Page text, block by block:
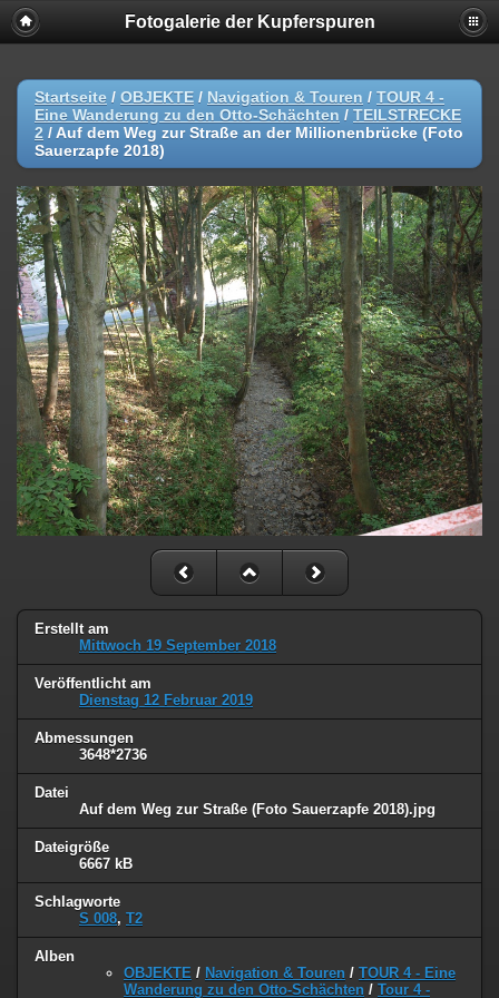
Fotogalerie der Kupferspuren
Startseite / OBJEKTE / Navigation & Touren / TOUR 4 -
Eine Wanderung zu den Otto-Schächten / TEILSTRECKE
2 / Auf dem Weg zur Straße an der Millionenbrücke (Foto
Sauerzapfe 2018)
Erstellt am
Mittwoch 19 September 2018
Veröffentlicht am
Dienstag 12 Februar 2019
Abmessungen
3648*2736
Datei
Auf dem Weg zur Straße (Foto Sauerzapfe 2018).jpg
Dateigröße
6667 kB
Schlagworte
S 008, T2
Alben
OBJEKTE / Navigation & Touren / TOUR 4 - Eine
Wanderung zu den Otto-Schächten / Tour 4 -